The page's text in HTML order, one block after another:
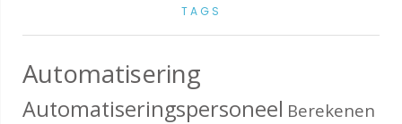
TAGS
Automatisering
Automatiseringspersoneel Berekenen